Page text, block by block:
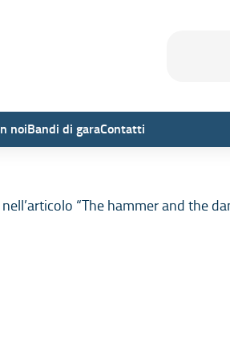
noiBandi di garaContatti
“The hammer and the